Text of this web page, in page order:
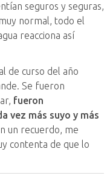
seguros y seguras,
normal, todo el
reacciona así
de curso del año
Se fueron
fueron
vez más suyo y más
un recuerdo, me
contenta de que lo